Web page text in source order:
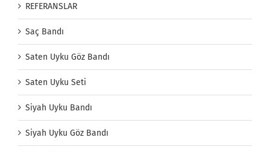
REFERANSLAR
Saç Bandı
Saten Uyku Göz Bandı
Saten Uyku Seti
Siyah Uyku Bandı
Siyah Uyku Göz Bandı